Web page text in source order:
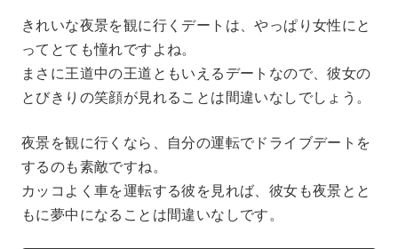
きれいな夜景を観に行くデートは、やっぱり女性にと
ってとても憧れですよね。
まさに王道中の王道ともいえるデートなので、彼女の
とびきりの笑顔が見れることは間違いなしでしょう。
夜景を観に行くなら、自分の運転でドライブデートを
するのも素敵ですね。
カッコよく車を運転する彼を見れば、彼女も夜景とと
もに夢中になることは間違いなしです。